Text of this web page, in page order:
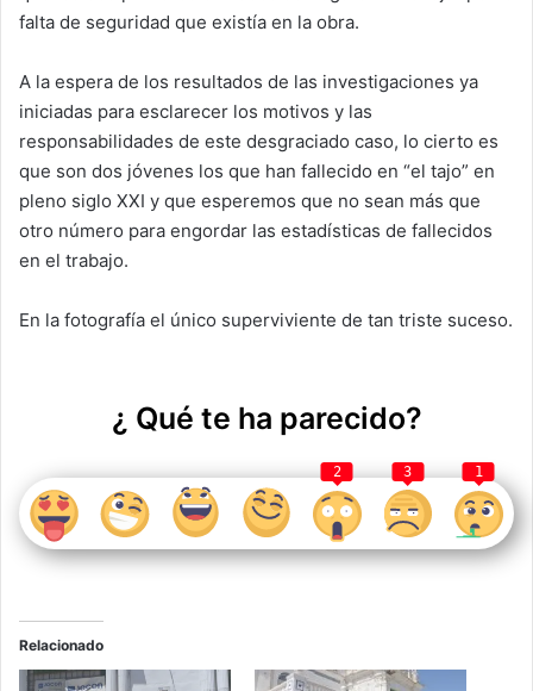
falta de seguridad que existía en la obra.
A la espera de los resultados de las investigaciones ya
iniciadas para esclarecer los motivos y las
responsabilidades de este desgraciado caso, lo cierto es
que son dos jóvenes los que han fallecido en “el tajo” en
pleno siglo XXI y que esperemos que no sean más que
otro número para engordar las estadísticas de fallecidos
en el trabajo.
En la fotografía el único superviviente de tan triste suceso.
¿ Qué te ha parecido?
2 3 1
Relacionado